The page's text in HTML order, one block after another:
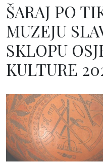
ŠARAJ PO
MUZEJU
SKLOPU
KULTURE